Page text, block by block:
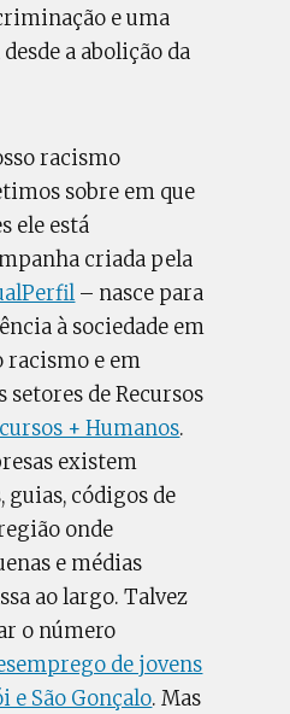
e uma
a abolição da
racismo
sobre em que
ele está
criada pela
– nasce para
à sociedade em
racismo e em
de Recursos
+ Humanos.
existem
guias, códigos de
onde
e médias
ao largo. Talvez
o número
de jovens
e São Gonçalo. Mas